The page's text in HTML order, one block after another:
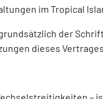
im Tropical
der
dieses